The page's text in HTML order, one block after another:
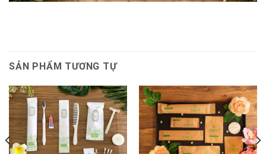
SẢN PHẨM TƯƠNG TỰ